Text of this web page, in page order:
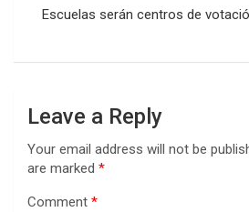
Escuelas serán centros de
Leave a Reply
Your email address will not be
are marked *
Comment *